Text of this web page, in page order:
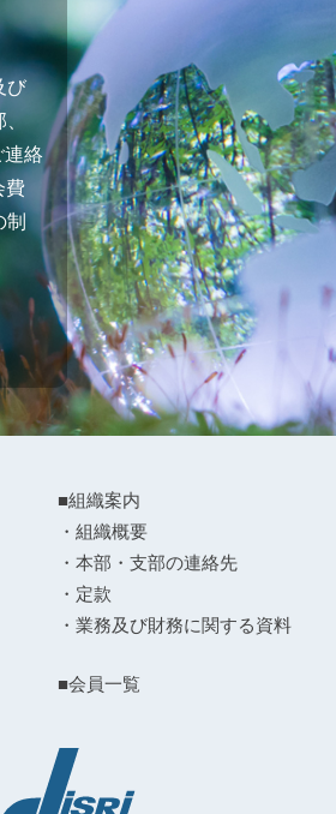
び
、
絡
費
制
■組織案内
・組織概要
・本部・支部の連絡先
・定款
・業務及び財務に関する資料
■会員一覧